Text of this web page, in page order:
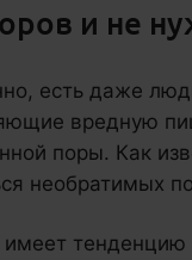
и не
есть даже
вредную
поры. Как
необратимых
тенденцию